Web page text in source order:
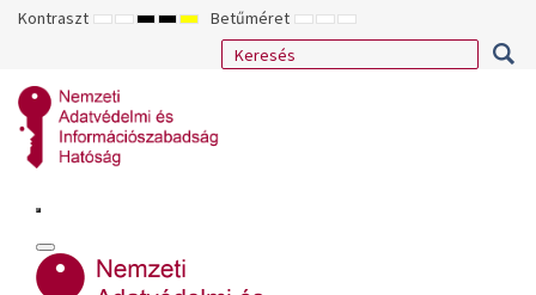
Kontraszt ALAPÉRTELMEZETT
ÉJSZAKAI
NAGY
KONTRASZTÚ
NAGY
KONTRASZTÚ
NAGY
KONTRASZTÚ
SÁRGA
FEKETE
Betűméret KISEBB
BETŰTÍPUS
ALAPÉRTELMEZETT
BETŰMÉRET
NAGYOBB
BETŰMÉRET